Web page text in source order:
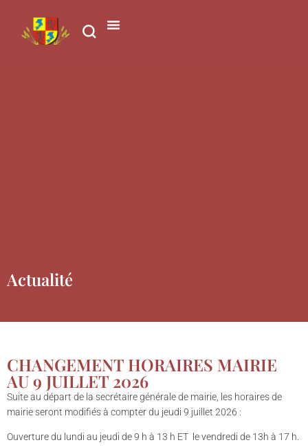
principal
Actualité
CHANGEMENT HORAIRES MAIRIE
AU 9 JUILLET 2026
Suite au départ de la secrétaire générale de mairie, les horaires de
mairie seront modifiés à compter du jeudi 9 juillet 2026 :
Ouverture du lundi au jeudi de 9 h à 13 h ET le vendredi de 13h à 17 h.